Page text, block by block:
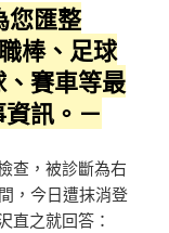
您匯整
棒、足球
賽車等最
訊。－
查，被診斷為右
，今日遭抹消登
直之就回答：